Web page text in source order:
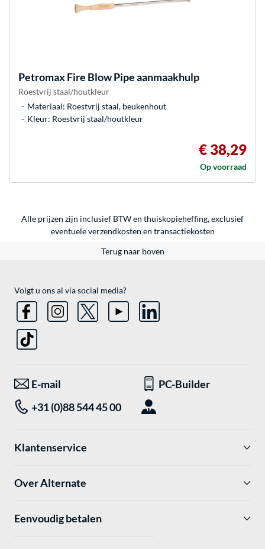
PetromaxFire Blow Pipe aanmaakhulp
Roestvrij staal/houtkleur
Materiaal: Roestvrij staal, beukenhout
Kleur: Roestvrij staal/houtkleur
€ 38,29
Op voorraad
Alle prijzen zijn inclusief BTW en thuiskopieheffing, exclusief
eventueleverzendkosten en transactiekosten
Terug naar boven
Volgt u ons al via social media?
E-mail
PC-Builder
+31 (0)88 544 45 00
Klantenservice
Over Alternate
Eenvoudig betalen